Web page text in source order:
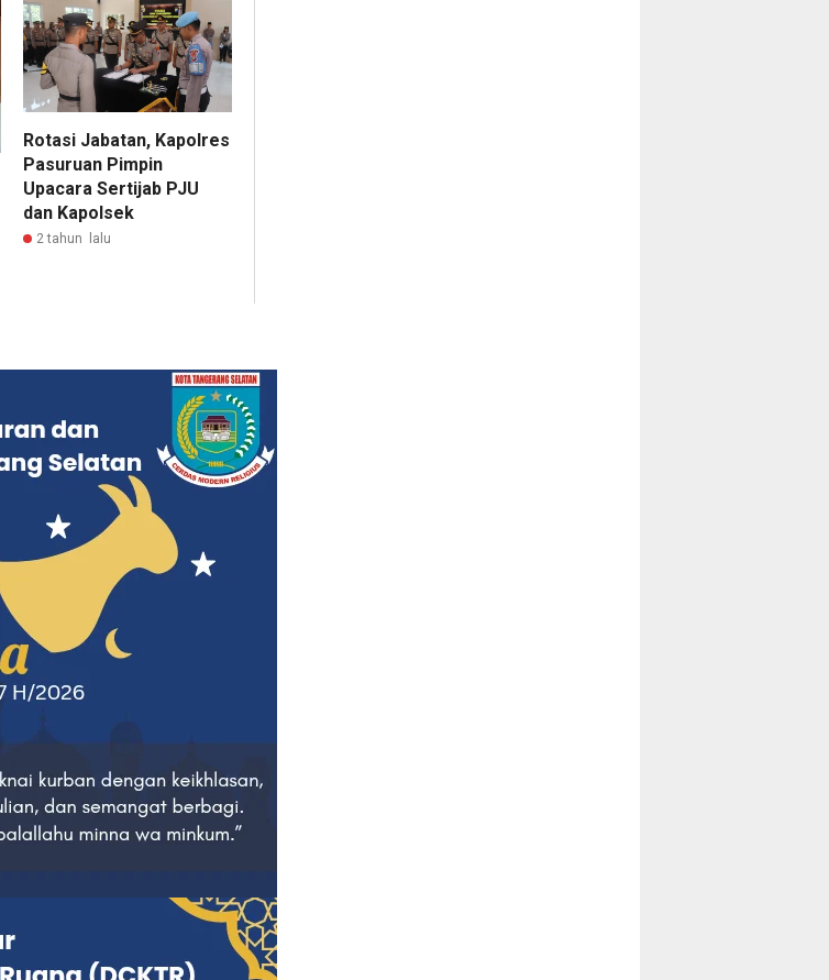
Rotasi Jabatan, Kapolres
Pasuruan Pimpin
Upacara Sertijab PJU
dan Kapolsek
2 tahun lalu